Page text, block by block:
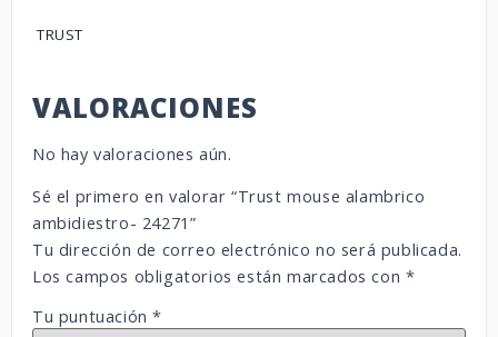
TRUST
VALORACIONES
No hay valoraciones aún.
Sé el primero en valorar “Trust mouse alambrico
ambidiestro- 24271”
Tu dirección de correo electrónico no será publicada.
Los campos obligatorios están marcados con *
Tu puntuación*